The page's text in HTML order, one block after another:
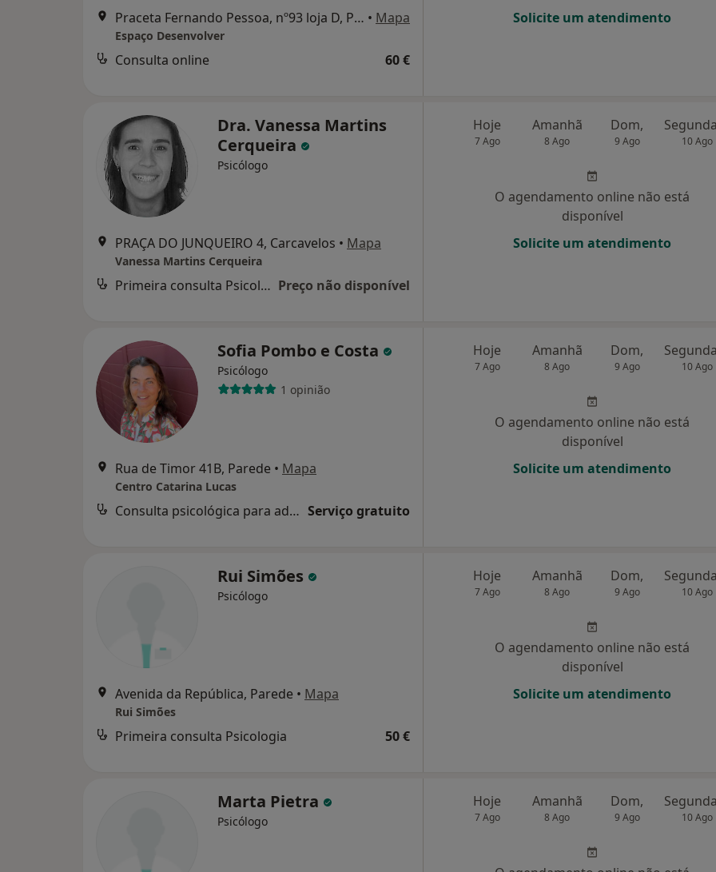
Praceta Fernando Pessoa, nº93 loja D, Parede • Mapa
Espaço Desenvolver
Consulta online 60 €
Solicite um atendimento
Dra. Vanessa Martins
Cerqueira
Psicólogo
PRAÇA DO JUNQUEIRO 4, Carcavelos • Mapa
Vanessa Martins Cerqueira
Primeira consulta Psicologia Preço não disponível
Hoje
7 Ago
Amanhã
8 Ago
Dom,
9 Ago 10 Ago
O agendamento online não está
disponível
Solicite um atendimento
Sofia Pombo e Costa
Psicólogo
1 opinião
Rua de Timor 41B, Parede • Mapa
Centro Catarina Lucas
Consulta psicológica para adultos Serviço gratuito
Hoje
7 Ago
Amanhã
8 Ago
Dom,
9 Ago 10 Ago
O agendamento online não está
disponível
Solicite um atendimento
Rui Simões
Psicólogo
Avenida da República, Parede • Mapa
Rui Simões
Primeira consulta Psicologia 50 €
Hoje
7 Ago
Amanhã
8 Ago
Dom,
9 Ago 10 Ago
O agendamento online não está
disponível
Solicite um atendimento
Marta Pietra
Psicólogo
Hoje
7 Ago
Amanhã
8 Ago
Dom,
9 Ago 10 Ago